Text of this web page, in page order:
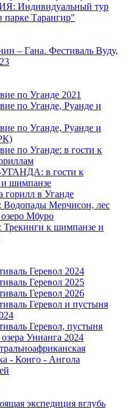
Индивидуальный тур
парке Тарангир"
– Гана. Фестиваль Вуду,
по Уганде 2021
по Уганде, Руанде и
по Уганде, Руанде и
по Уганде: в гости к
в гости к
и шимпанзе
горилл в Уганде
Мерчисон, лес
Мбуро
к шимпанзе и
Геревол 2024
Геревол 2025
Геревол 2026
Геревол и пустыня
Геревол, пустыня
Унианга 2024
- Конго - Ангола
экспедиция вглубь